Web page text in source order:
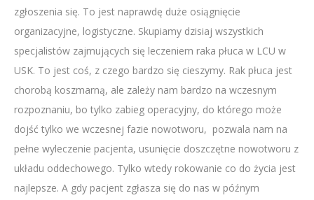
zgłoszenia się. To jest naprawdę duże osiągnięcie
organizacyjne, logistyczne. Skupiamy dzisiaj wszystkich
specjalistów zajmujących się leczeniem raka płuca w LCU w
USK. To jest coś, z czego bardzo się cieszymy. Rak płuca jest
chorobą koszmarną, ale zależy nam bardzo na wczesnym
rozpoznaniu, bo tylko zabieg operacyjny, do którego może
dojść tylko we wczesnej fazie nowotworu, pozwala nam na
pełne wyleczenie pacjenta, usunięcie doszczętne nowotworu z
układu oddechowego. Tylko wtedy rokowanie co do życia jest
najlepsze. A gdy pacjent zgłasza się do nas w późnym